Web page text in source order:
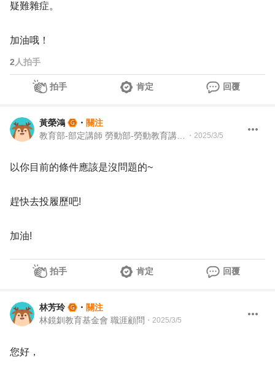
疑難雜症。
加油哦！
2 人拍手
拍手 肯定 回覆
黃榮鴻 ・ 關注
・ 2025/3/5
以你目前的條件應該是沒問題的~
趕快去投履歷吧!
加油!
拍手 肯定 回覆
林芳玲 ・ 關注
林鏡釧教育基金會 職涯顧問 ・ 2025/3/5
您好，